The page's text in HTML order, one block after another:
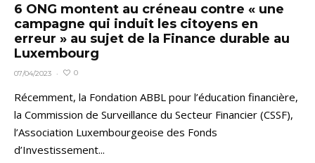
6 ONG montent au créneau contre « une
campagne qui induit les citoyens en
erreur » au sujet de la Finance durable au
Luxembourg
07/04/2023 · 0
Récemment, la Fondation ABBL pour l’éducation financière,
la Commission de Surveillance du Secteur Financier (CSSF),
l’Association Luxembourgeoise des Fonds
d’Investissement...